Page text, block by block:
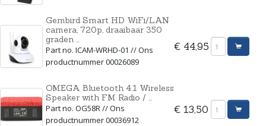
Gembird Smart HD WiFi/LAN
camera, 720p, draaibaar 350
graden ...
Part no. ICAM-WRHD-01 // Ons
productnummer 00026089
€ 44,95
OMEGA Bluetooth 4.1 Wireless
Speaker with FM Radio / ...
Part no. OG58R // Ons
productnummer 00036912
€ 13,50